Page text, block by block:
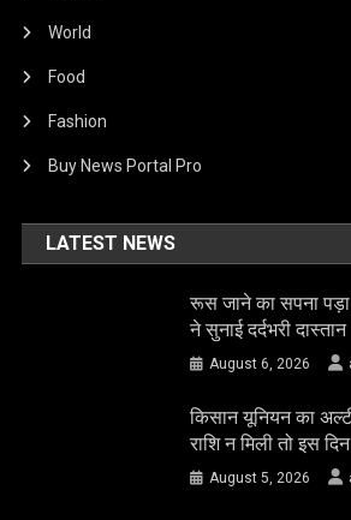
World
Food
Fashion
Buy News Portal Pro
LATEST NEWS
रूस जाने का सपना
ने सुनाई दर्दभरी दास्तान
August 6, 2026
किसान यूनियन का
राशि न मिली तो इस
August 5, 2026